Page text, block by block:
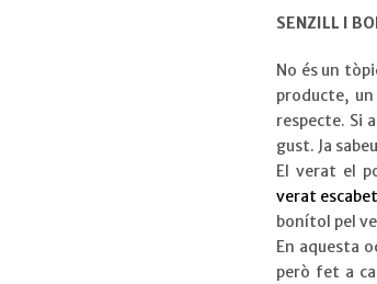
SENZILL I
No és un
producte,
respecte. Si
gust. Ja
El verat el
verat
bonítol pel
En aquesta
però fet a